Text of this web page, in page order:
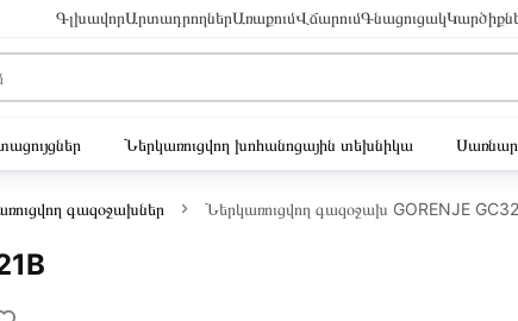
ԳլխավորԱրտադրողներԱռաքումՎճարումԳնացուցակ
Ներկառուցվող խոհանոցային տեխնիկա
գազօջախներ Ներկառուցվող գազօջախ GORENJE